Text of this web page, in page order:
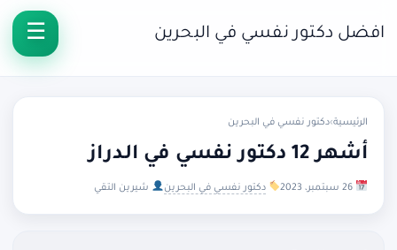
افضل دكتور نفسي في البحرين
الرئيسية›دكتور نفسي في البحرين
أشهر 12 دكتور نفسي في الدراز
دكتور نفسي في البحرين شيرين التقي